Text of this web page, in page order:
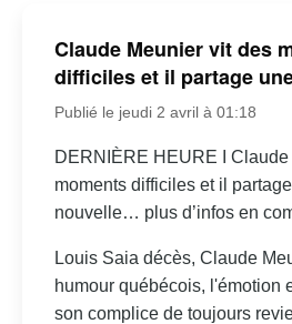
Claude Meunier vit des
difficiles et il partage
Publié le jeudi 2 avril à 01:18
DERNIÈRE HEURE I
moments difficiles et il
nouvelle… plus d’infos en
Louis Saia décès, Claude
humour québécois, l'émotion
son complice de toujours